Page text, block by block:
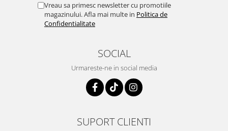
Vreau sa primesc newsletter cu promotiile
magazinului. Afla mai multe in Politica de
Confidentialitate
SOCIAL
Urmareste-ne in social media
SUPORT CLIENTI